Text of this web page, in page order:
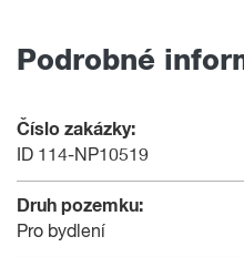
Podrobné
Číslo zakázky:
ID 114-NP10519
Druh pozemku:
Pro bydlení